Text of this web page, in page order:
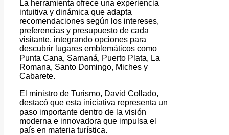
La herramienta ofrece una experiencia
intuitiva y dinámica que adapta
recomendaciones según los intereses,
preferencias y presupuesto de cada
visitante, integrando opciones para
descubrir lugares emblemáticos como
Punta Cana, Samaná, Puerto Plata, La
Romana, Santo Domingo, Miches y
Cabarete.
El ministro de Turismo, David Collado,
destacó que esta iniciativa representa un
paso importante dentro de la visión
moderna e innovadora que impulsa el
país en materia turística.